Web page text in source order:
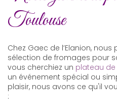
Toulouse
Chez Gaec de l’Elanion,
sélection de fromages pour
vous cherchiez un plateau
un événement spécial ou
plaisir, nous avons ce qu'il
: